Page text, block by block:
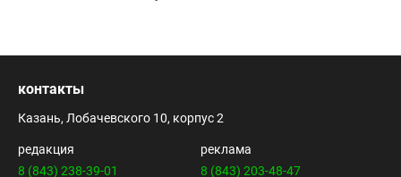
контакты
Казань, Лобачевского 10, корпус 2
редакция
8 (843) 238-39-01
реклама
8 (843) 203-48-47